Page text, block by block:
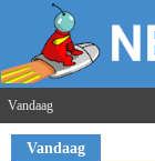
Vandaag
Vandaag